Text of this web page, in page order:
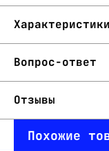
Характеристики
Вопрос-ответ
Отзывы
Похожие